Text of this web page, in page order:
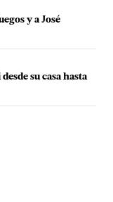
y a José
su casa hasta